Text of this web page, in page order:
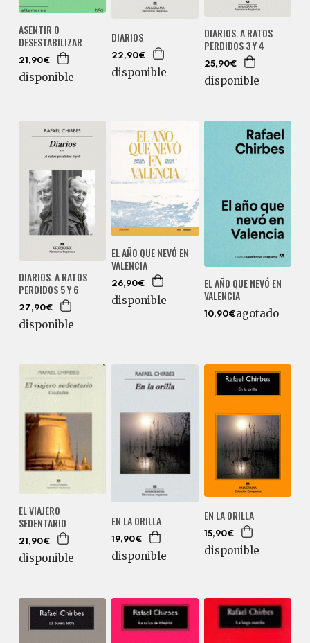
ASENTIR O
DESESTABILIZAR
21,90€
disponible
DIARIOS
22,90€
disponible
DIARIOS. A RATOS
PERDIDOS 3 Y 4
25,90€
disponible
DIARIOS. A RATOS
PERDIDOS 5 Y 6
27,90€
disponible
EL AÑO QUE NEVÓ EN
VALENCIA
26,90€
disponible
EL AÑO QUE NEVÓ EN
VALENCIA
10,90€agotado
EL VIAJERO
SEDENTARIO
21,90€
disponible
EN LA ORILLA
19,90€
disponible
EN LA ORILLA
15,90€
disponible